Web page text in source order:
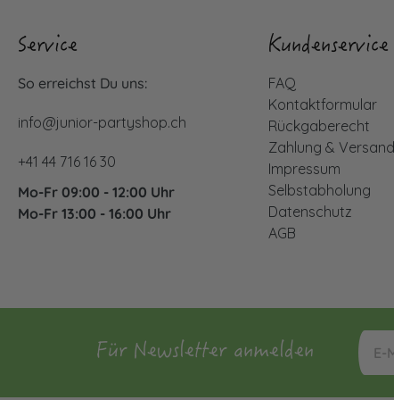
Service
So erreichst Du uns:
info@junior-partyshop.ch
+41 44 716 16 30
Mo-Fr 09:00 - 12:00 Uhr
Mo-Fr 13:00 - 16:00 Uhr
Kundenservice
FAQ
Kontaktformular
Rückgaberecht
Zahlung & Versand
Impressum
Selbstabholung
Datenschutz
AGB
Für Newsletter anmelden